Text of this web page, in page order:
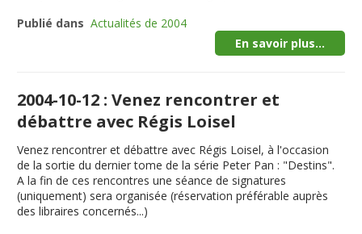
Publié dans Actualités de 2004
En savoir plus...
2004-10-12 : Venez rencontrer et
débattre avec Régis Loisel
Venez rencontrer et débattre avec Régis Loisel, à l'occasion
de la sortie du dernier tome de la série Peter Pan : "Destins".
A la fin de ces rencontres une séance de signatures
(uniquement) sera organisée (réservation préférable auprès
des libraires concernés...)